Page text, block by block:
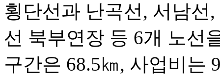
횡단선과 난곡선, 서남선
선 북부연장 등 6개 노선
구간은 68.5㎞, 사업비는